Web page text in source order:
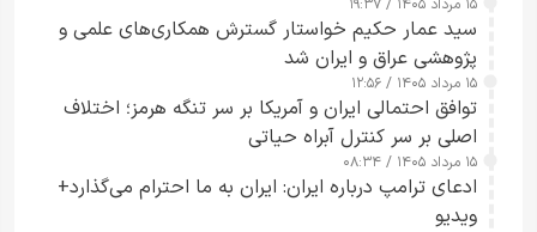
۱۵ مرداد ۱۴۰۵ / ۱۹:۳۷
سید عمار حکیم خواستار گسترش همکاری‌های علمی و
پژوهشی عراق و ایران شد
۱۵ مرداد ۱۴۰۵ / ۱۲:۵۶
توافق احتمالی ایران و آمریکا بر سر تنگه هرمز؛ اختلاف
اصلی بر سر کنترل آبراه حیاتی
۱۵ مرداد ۱۴۰۵ / ۰۸:۳۴
ادعای ترامپ درباره ایران: ایران به ما احترام می‌گذارد+
ویدیو